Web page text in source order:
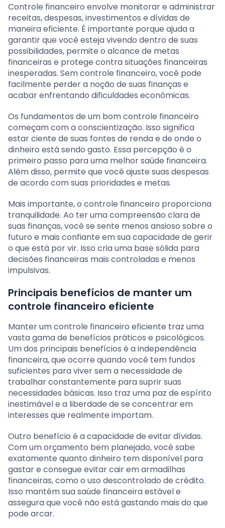
Controle financeiro envolve monitorar e administrar
receitas, despesas, investimentos e dívidas de
maneira eficiente. É importante porque ajuda a
garantir que você esteja vivendo dentro de suas
possibilidades, permite o alcance de metas
financeiras e protege contra situações financeiras
inesperadas. Sem controle financeiro, você pode
facilmente perder a noção de suas finanças e
acabar enfrentando dificuldades econômicas.
Os fundamentos de um bom controle financeiro
começam com a conscientização. Isso significa
estar ciente de suas fontes de renda e de onde o
dinheiro está sendo gasto. Essa percepção é o
primeiro passo para uma melhor saúde financeira.
Além disso, permite que você ajuste suas despesas
de acordo com suas prioridades e metas.
Mais importante, o controle financeiro proporciona
tranquilidade. Ao ter uma compreensão clara de
suas finanças, você se sente menos ansioso sobre o
futuro e mais confiante em sua capacidade de gerir
o que está por vir. Isso cria uma base sólida para
decisões financeiras mais controladas e menos
impulsivas.
Principais benefícios de manter um
controle financeiro eficiente
Manter um controle financeiro eficiente traz uma
vasta gama de benefícios práticos e psicológicos.
Um dos principais benefícios é a independência
financeira, que ocorre quando você tem fundos
suficientes para viver sem a necessidade de
trabalhar constantemente para suprir suas
necessidades básicas. Isso traz uma paz de espírito
inestimável e a liberdade de se concentrar em
interesses que realmente importam.
Outro benefício é a capacidade de evitar dívidas.
Com um orçamento bem planejado, você sabe
exatamente quanto dinheiro tem disponível para
gastar e consegue evitar cair em armadilhas
financeiras, como o uso descontrolado de crédito.
Isso mantém sua saúde financeira estável e
assegura que você não está gastando mais do que
pode arcar.